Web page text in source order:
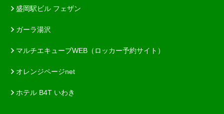
盛岡駅ビル フェザン
ガーラ湯沢
マルチエキューブWEB（ロッカー予約サイト）
オレンジページnet
ホテル B4T いわき